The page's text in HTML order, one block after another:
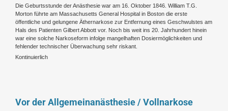
Die Geburtsstunde der Anästhesie war am 16. Oktober 1846. William T.G.
Morton führte am Massachusetts General Hospital in Boston die erste
öffentliche und gelungene Äthernarkose zur Entfernung eines Geschwulstes am
Hals des Patienten Gilbert Abbott vor. Noch bis weit ins 20. Jahrhundert hinein
war eine solche Narkoseform infolge mangelhaften Dosiermöglichkeiten und
fehlender technischer Überwachung sehr riskant.
Kontinuierlich
Vor der Allgemeinanästhesie / Vollnarkose